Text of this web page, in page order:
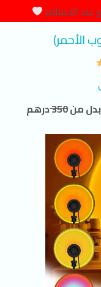
الاستلام
الأحمر)
من350درهم